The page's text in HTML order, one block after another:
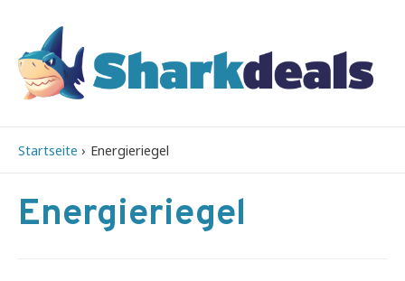
Startseite Energieriegel
Energieriegel